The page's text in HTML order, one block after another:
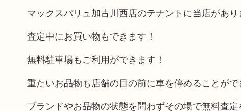
マックスバリュ加古川西店のテナントに当店があり
査定中にお買い物もできます！
無料駐車場もご利用ができます！
重たいお品物も店舗の目の前に車を停めることがで
ブランドやお品物の状態を問わずその場で無料査定